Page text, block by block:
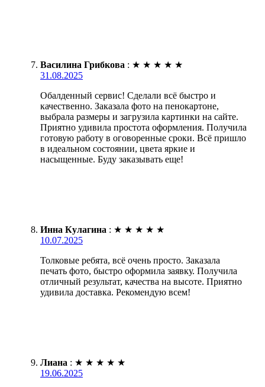
Василина Грибкова : ★ ★ ★ ★ ★
31.08.2025
Обалденный сервис! Сделали всё быстро и
качественно. Заказала фото на пенокартоне,
выбрала размеры и загрузила картинки на сайте.
Приятно удивила простота оформления. Получила
готовую работу в оговоренные сроки. Всё пришло
в идеальном состоянии, цвета яркие и
насыщенные. Буду заказывать еще!
Инна Кулагина : ★ ★ ★ ★ ★
10.07.2025
Толковые ребята, всё очень просто. Заказала
печать фото, быстро оформила заявку. Получила
отличный результат, качества на высоте. Приятно
удивила доставка. Рекомендую всем!
Лиана : ★ ★ ★ ★ ★
19.06.2025